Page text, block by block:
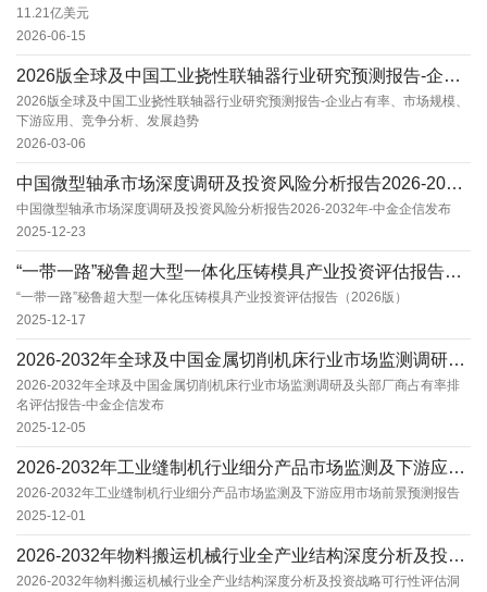
11.21亿美元
2026-06-15
2026版全球及中国工业挠性联轴器行业研究预测报告-企业占有率、市场规模、下游应用、竞争分...
2026版全球及中国工业挠性联轴器行业研究预测报告-企业占有率、市场规模、
下游应用、竞争分析、发展趋势
2026-03-06
中国微型轴承市场深度调研及投资风险分析报告2026-2032年-中金企信发布
中国微型轴承市场深度调研及投资风险分析报告2026-2032年-中金企信发布
2025-12-23
“一带一路”秘鲁超大型一体化压铸模具产业投资评估报告（2026版）
“一带一路”秘鲁超大型一体化压铸模具产业投资评估报告（2026版）
2025-12-17
2026-2032年全球及中国金属切削机床行业市场监测调研及头部厂商占有率排名评估报告-中...
2026-2032年全球及中国金属切削机床行业市场监测调研及头部厂商占有率排
名评估报告-中金企信发布
2025-12-05
2026-2032年工业缝制机行业细分产品市场监测及下游应用市场前景预测报告
2026-2032年工业缝制机行业细分产品市场监测及下游应用市场前景预测报告
2025-12-01
2026-2032年物料搬运机械行业全产业结构深度分析及投资战略可行性评估洞察报告-中金企...
2026-2032年物料搬运机械行业全产业结构深度分析及投资战略可行性评估洞